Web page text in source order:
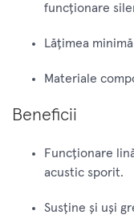
funcţionare
Lăţimea
Materiale
Beneficii
Funcţionare
acustic sporit.
Susţine şi uşi